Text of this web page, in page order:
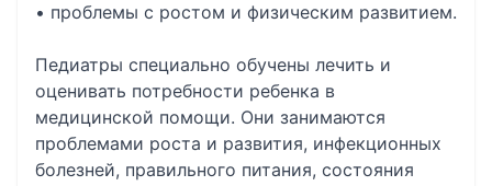
• проблемы с ростом и физическим развитием.
Педиатры специально обучены лечить и
оценивать потребности ребенка в
медицинской помощи. Они занимаются
проблемами роста и развития, инфекционных
болезней, правильного питания, состояния